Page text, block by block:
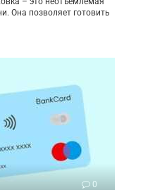
Она позволяет готовить
0